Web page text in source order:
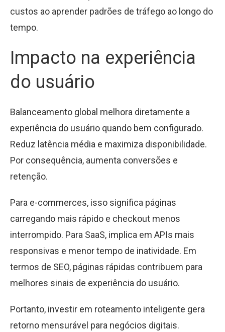
custos ao aprender padrões de tráfego ao longo do
tempo.
Impacto na experiência
do usuário
Balanceamento global melhora diretamente a
experiência do usuário quando bem configurado.
Reduz latência média e maximiza disponibilidade.
Por consequência, aumenta conversões e
retenção.
Para e-commerces, isso significa páginas
carregando mais rápido e checkout menos
interrompido. Para SaaS, implica em APIs mais
responsivas e menor tempo de inatividade. Em
termos de SEO, páginas rápidas contribuem para
melhores sinais de experiência do usuário.
Portanto, investir em roteamento inteligente gera
retorno mensurável para negócios digitais.